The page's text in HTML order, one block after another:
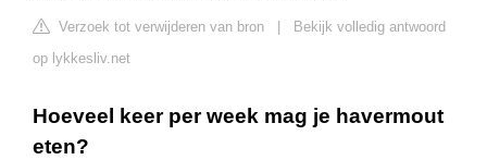
Verzoek tot verwijderen van bron
Bekijk volledig antwoord
op lykkesliv.net
Hoeveel keer per week mag je havermout
eten?